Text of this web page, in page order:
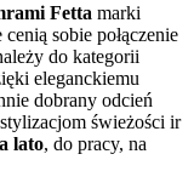
Fetta marki
sobie połączenie
do kategorii
eleganckiemu
dobrany odcień
świeżości ir
lato, do pracy, na